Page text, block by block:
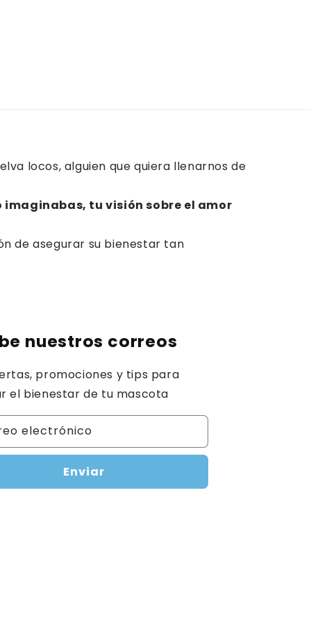
locos, alguien que quiera llenarnos de
imaginabas, tu visión sobre el amor
de asegurar su bienestar tan
nuestros correos
promociones y tips para
el bienestar de tu mascota
electrónico
Enviar